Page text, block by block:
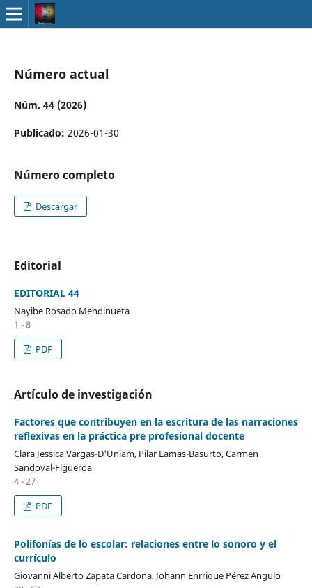
Número actual
Núm. 44 (2026)
Publicado: 2026-01-30
Número completo
Descargar
Editorial
EDITORIAL 44
Nayibe Rosado Mendinueta
1 - 8
PDF
Artículo de investigación
Factores que contribuyen en la escritura de las narraciones
reflexivas en la práctica pre profesional docente
Clara Jessica Vargas-D'Uniam, Pilar Lamas-Basurto, Carmen
Sandoval-Figueroa
4 - 27
PDF
Polifonías de lo escolar: relaciones entre lo sonoro y el
currículo
Giovanni Alberto Zapata Cardona, Johann Enrrique Pérez Angulo